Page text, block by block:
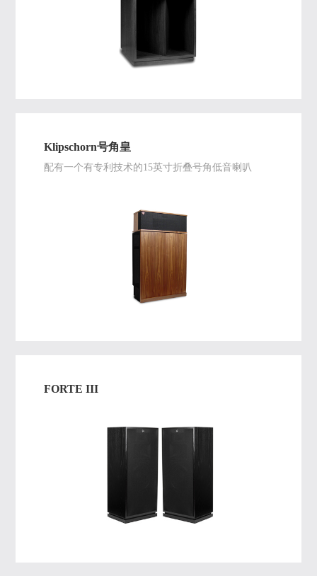
Klipschorn号角皇
配有一个有专利技术的15英寸折叠号角低音喇叭
FORTE III